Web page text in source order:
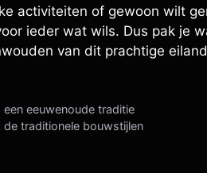
activiteiten of gewoon wilt
ieder wat wils. Dus pak je
van dit prachtige
eeuwenoude traditie
traditionele bouwstijlen